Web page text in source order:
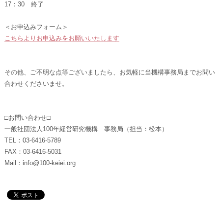
17：30 終了
＜お申込みフォーム＞
こちらよりお申込みをお願いいたします
その他、ご不明な点等ございましたら、お気軽に当機構事務局までお問い
合わせくださいませ。
□お問い合わせ□
一般社団法人100年経営研究機構 事務局（担当：松本）
TEL：03-6416-5789
FAX：03-6416-5031
Mail：info@100-keiei.org